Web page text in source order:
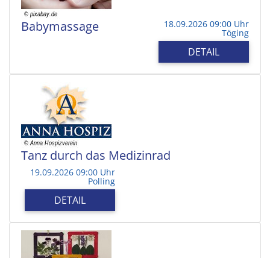
Babymassage 18.09.2026 09:00 Uhr
Töging
DETAIL
Tanz durch das Medizinrad
19.09.2026 09:00 Uhr
Polling
DETAIL